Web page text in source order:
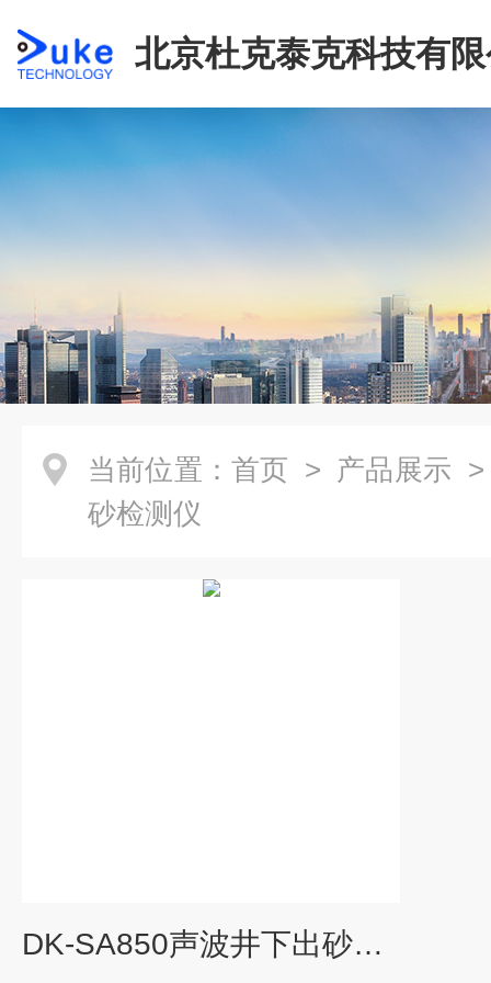
北京杜克泰克科技有
当前位置： 首页 > 产品展示
砂检测仪
DK-SA850声波井下出砂检测仪